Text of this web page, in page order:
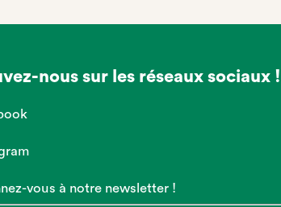
nous sur les réseaux sociaux !
vous à notre newsletter !